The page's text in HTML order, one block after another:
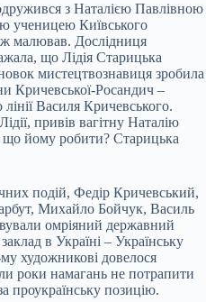
з Наталією Павлівною
ученицею Київського
малював. Дослідниця
що Лідія Старицька
мистецтвознавиця зробила
Кричевської-Росандич –
Василя Кричевського.
привів вагітну Наталію
йому робити? Старицька
подій, Федір Кричевський,
Михайло Бойчук, Василь
омріяний державний
в Україні – Українську
художникові довелося
роки намагань не потрапити
проукраїнську позицію.